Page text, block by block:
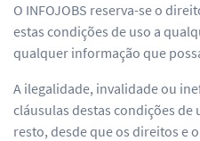
O INFOJOBS reserva-se o
estas condições de uso a
qualquer informação que
A ilegalidade, invalidade ou
cláusulas destas condições de
resto, desde que os direitos e